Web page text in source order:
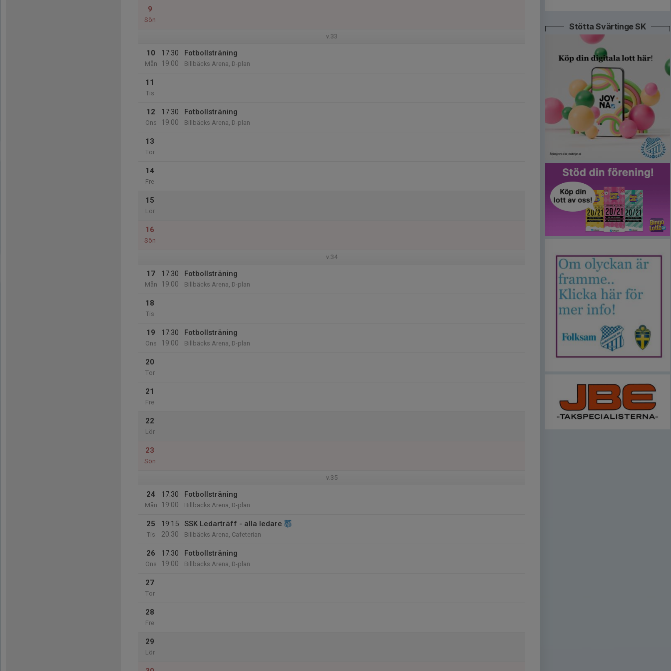
9
Sön
v.33
10
Mån
17:30
19:00
Fotbollsträning
Billbäcks Arena, D-plan
11
Tis
12
Ons
17:30
19:00
Fotbollsträning
Billbäcks Arena, D-plan
13
Tor
14
Fre
15
Lör
16
Sön
v.34
17
Mån
17:30
19:00
Fotbollsträning
Billbäcks Arena, D-plan
18
Tis
19
Ons
17:30
19:00
Fotbollsträning
Billbäcks Arena, D-plan
20
Tor
21
Fre
22
Lör
23
Sön
v.35
24
Mån
17:30
19:00
Fotbollsträning
Billbäcks Arena, D-plan
25
Tis
19:15
20:30
SSK Ledarträff - alla ledare
Billbäcks Arena, Cafeterian
26
Ons
17:30
19:00
Fotbollsträning
Billbäcks Arena, D-plan
27
Tor
28
Fre
29
Lör
Stötta Svärtinge SK